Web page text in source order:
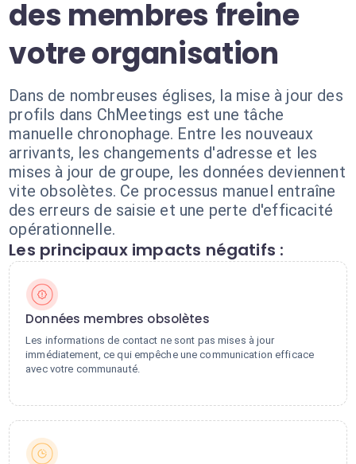
des membres freine
votre organisation
Dans de nombreuses églises, la mise à jour des
profils dans ChMeetings est une tâche
manuelle chronophage. Entre les nouveaux
arrivants, les changements d'adresse et les
mises à jour de groupe, les données deviennent
vite obsolètes. Ce processus manuel entraîne
des erreurs de saisie et une perte d'efficacité
opérationnelle.
Les principaux impacts négatifs :
Données membres obsolètes
Les informations de contact ne sont pas mises à jour
immédiatement, ce qui empêche une communication efficace
avec votre communauté.